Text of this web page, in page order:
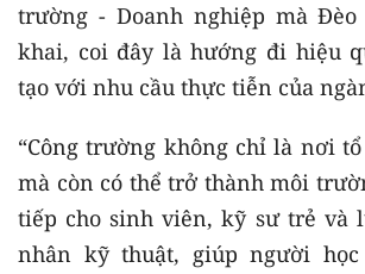
trường - Doanh nghiệp mà
khai, coi đây là hướng đi hiệu
tạo với nhu cầu thực tiễn của
“Công trường không chỉ là nơi
mà còn có thể trở thành môi
tiếp cho sinh viên, kỹ sư trẻ và
nhân kỹ thuật, giúp người